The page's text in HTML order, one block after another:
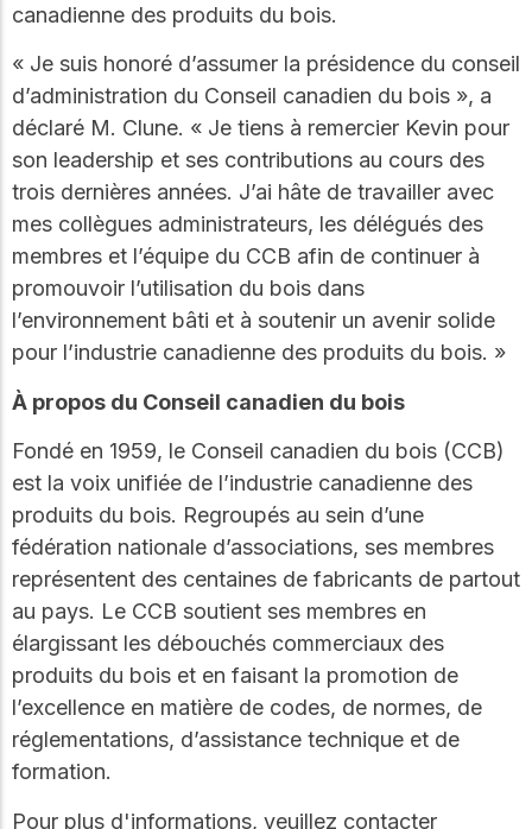
canadienne des produits du bois.
« Je suis honoré d’assumer la présidence du conseil
d’administration du Conseil canadien du bois », a
déclaré M. Clune. « Je tiens à remercier Kevin pour
son leadership et ses contributions au cours des
trois dernières années. J’ai hâte de travailler avec
mes collègues administrateurs, les délégués des
membres et l’équipe du CCB afin de continuer à
promouvoir l’utilisation du bois dans
l’environnement bâti et à soutenir un avenir solide
pour l’industrie canadienne des produits du bois. »
À propos du Conseil canadien du bois
Fondé en 1959, le Conseil canadien du bois (CCB)
est la voix unifiée de l’industrie canadienne des
produits du bois. Regroupés au sein d’une
fédération nationale d’associations, ses membres
représentent des centaines de fabricants de partout
au pays. Le CCB soutient ses membres en
élargissant les débouchés commerciaux des
produits du bois et en faisant la promotion de
l’excellence en matière de codes, de normes, de
réglementations, d’assistance technique et de
formation.
Pour plus d'informations, veuillez contacter